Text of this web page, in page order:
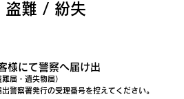
盗難 / 紛失
様にて警察へ届け出
難届・遺失物届）
警察署発行の受理番号を控えてください。